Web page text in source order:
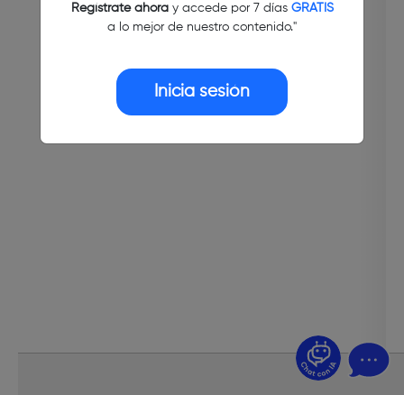
Regístrate ahoray accede por 7 días GRATIS
a lo mejor de nuestro contenido."
Inicia sesión